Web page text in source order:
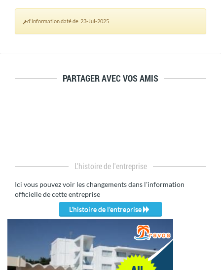
d'information daté de 23-Jul-2025
PARTAGER AVEC VOS AMIS
L'histoire de l'entreprise
Ici vous pouvez voir les changements dans l'information
officielle de cette entreprise
L'histoire de l'entreprise